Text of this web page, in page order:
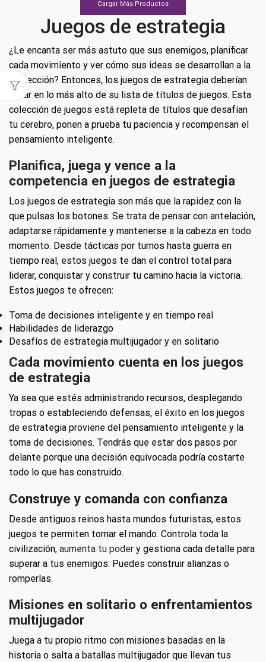
cantidad
Cargar Más Productos
Juegos de estrategia
¿Le encanta ser más astuto que sus enemigos, planificar
cada movimiento y ver cómo sus ideas se desarrollan a la
perfección? Entonces, los juegos de estrategia deberían
estar en lo más alto de su lista de títulos de juegos. Esta
colección de juegos está repleta de títulos que desafían
tu cerebro, ponen a prueba tu paciencia y recompensan el
pensamiento inteligente.
Planifica, juega y vence a la
competencia en juegos de estrategia
Los juegos de estrategia son más que la rapidez con la
que pulsas los botones. Se trata de pensar con antelación,
adaptarse rápidamente y mantenerse a la cabeza en todo
momento. Desde tácticas por turnos hasta guerra en
tiempo real, estos juegos te dan el control total para
liderar, conquistar y construir tu camino hacia la victoria.
Estos juegos te ofrecen:
Toma de decisiones inteligente y en tiempo real
Habilidades de liderazgo
Desafíos de estrategia multijugador y en solitario
Cada movimiento cuenta en los juegos
de estrategia
Ya sea que estés administrando recursos, desplegando
tropas o estableciendo defensas, el éxito en los juegos
de estrategia proviene del pensamiento inteligente y la
toma de decisiones. Tendrás que estar dos pasos por
delante porque una decisión equivocada podría costarte
todo lo que has construido.
Construye y comanda con confianza
Desde antiguos reinos hasta mundos futuristas, estos
juegos te permiten tomar el mando. Controla toda la
civilización, aumenta tu poder y gestiona cada detalle para
superar a tus enemigos. Puedes construir alianzas o
romperlas.
Misiones en solitario o enfrentamientos
multijugador
Juega a tu propio ritmo con misiones basadas en la
historia o salta a batallas multijugador que llevan tus